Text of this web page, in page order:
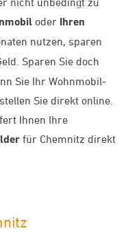
oder Ihren
nutzen, sparen
Sparen Sie doch
Sie Ihr Wohnmobil-
Sie direkt online.
Ihnen Ihre
für Chemnitz direkt